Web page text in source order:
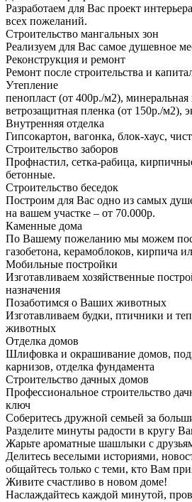
Разработаем для Вас проект
всех пожеланий.
Строительство мангальных зон
Реализуем для Вас самое душевное
Реконструкция и ремонт
Ремонт после строительства и
Утепление
пенопласт (от 400р./м2), минеральная
ветрозащитная пленка (от 150р./м2),
Внутренняя отделка
Гипсокартон, вагонка, блок-хаус,
Строительство заборов
Профнастил, сетка-рабица,
бетонные.
Строительство беседок
Построим для Вас одно из самых
на вашем участке – от 70.000р.
Каменные дома
По Вашему пожеланию мы можем
газобетона, керамоблоков, кирпича
Мобильные постройки
Изготавливаем хозяйственные
назначения
Позаботимся о Ваших животных
Изготавливаем будки, птичники и
животных
Отделка домов
Шлифовка и окрашивание домов,
карнизов, отделка фундамента
Строительство дачных домов
Профессиональное строительство
ключ
Соберитесь дружной семьей за
Разделите минуты радости в кругу
Жарьте ароматные шашлыки с
Делитесь веселыми историями,
общайтесь только с теми, кто Вам
Живите счастливо в новом доме!
Наслаждайтесь каждой минутой,